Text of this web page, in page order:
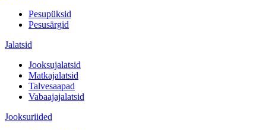
Pesupüksid
Pesusärgid
Jalatsid
Jooksujalatsid
Matkajalatsid
Talvesaapad
Vabaajajalatsid
Jooksuriided